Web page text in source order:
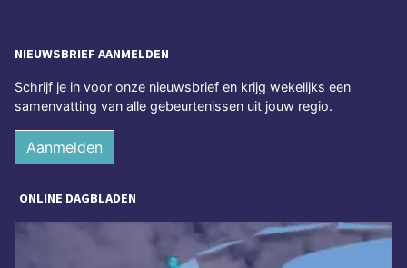
NIEUWSBRIEF AANMELDEN
Schrijf je in voor onze nieuwsbrief en krijg wekelijks een
samenvatting van alle gebeurtenissen uit jouw regio.
Aanmelden
ONLINE DAGBLADEN